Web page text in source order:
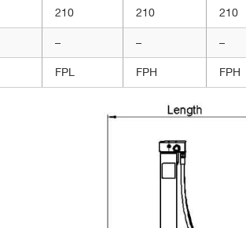
210 210 210
– – –
FPL FPH FPH